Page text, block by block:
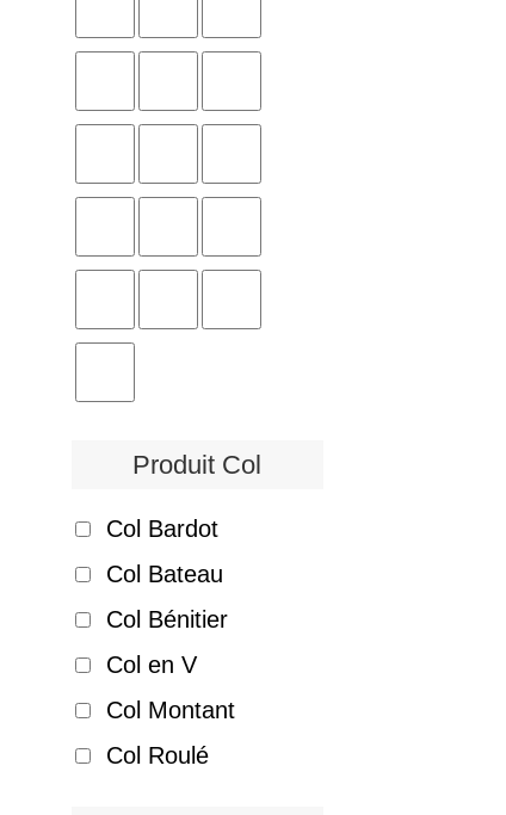
Produit Col
Col Bardot
Col Bateau
Col Bénitier
Col en V
Col Montant
Col Roulé